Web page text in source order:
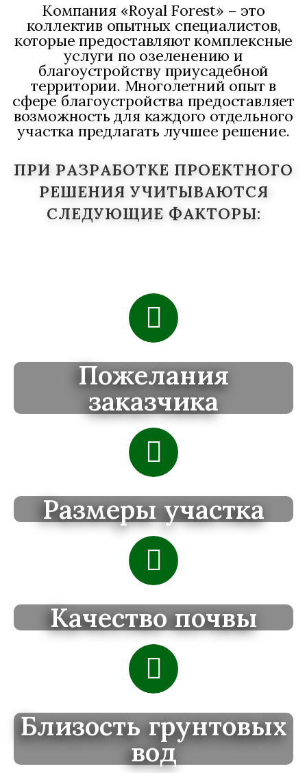
Компания «Royal Forest» – это
коллектив опытных специалистов,
которые предоставляют комплексные
услуги по озеленению и
благоустройству приусадебной
территории. Многолетний опыт в
сфере благоустройства предоставляет
возможность для каждого отдельного
участка предлагать лучшее решение.
ПРИ РАЗРАБОТКЕ ПРОЕКТНОГО
РЕШЕНИЯ УЧИТЫВАЮТСЯ
СЛЕДУЮЩИЕ ФАКТОРЫ:
Пожелания
заказчика
Размеры участка
Качество почвы
Близость грунтовых
вод